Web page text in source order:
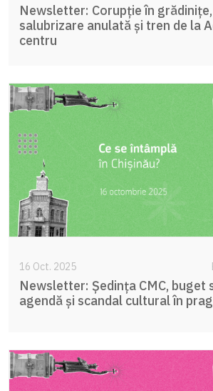
Newsletter: Corupție în
salubrizare anulată și tren de la
centru
16 Oct. 2025
Newsletter: Ședința CMC, buget
agendă și scandal cultural în